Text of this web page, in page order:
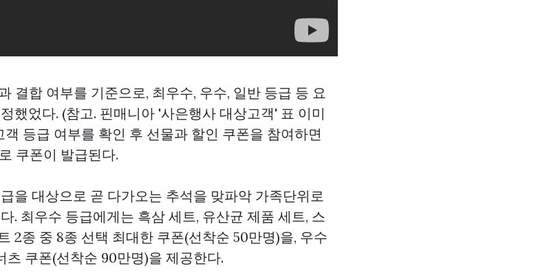
결합 여부를 기준으로, 최우수, 우수, 일반 등급 등 요
했었다. (참고. 핀매니아 '사은행사 대상고객' 표 이미
등급 여부를 확인 후 선물과 할인 쿠폰을 참여하면
쿠폰이 발급된다.
을 대상으로 곧 다가오는 추석을 맞파악 가족단위로
. 최우수 등급에게는 흑삼 세트, 유산균 제품 세트, 스
2종 중 8종 선택 최대한 쿠폰(선착순 50만명)을, 우수
쿠폰(선착순 90만명)을 제공한다.